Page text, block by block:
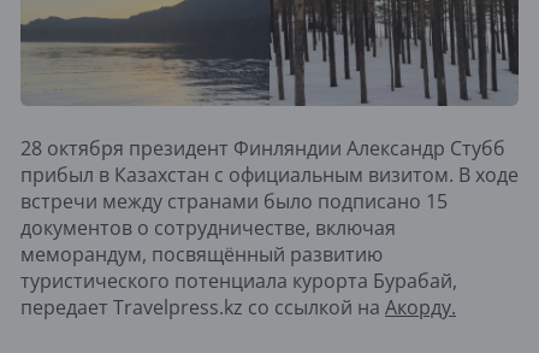
28 октября президент Финляндии Александр Стубб
прибыл в Казахстан с официальным визитом. В ходе
встречи между странами было подписано 15
документов о сотрудничестве, включая
меморандум, посвящённый развитию
туристического потенциала курорта Бурабай,
передает Travelpress.kz со ссылкой на Акорду.